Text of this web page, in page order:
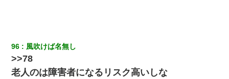
96 風吹けば名無し
>>78
老人のは障害者になるリスク高いしな